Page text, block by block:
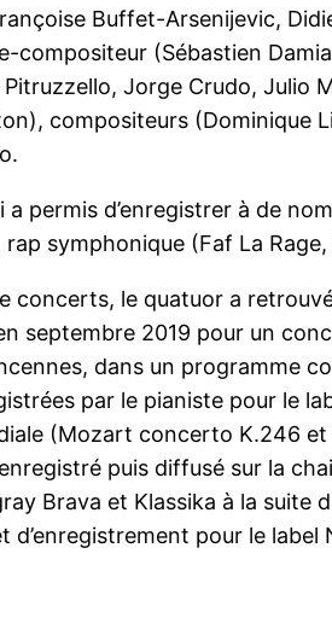
Buffet-Arsenijevic,
compositeur (Sébastien
Pitruzzello, Jorge Crudo, Julio
compositeurs (Dominique
a permis d’enregistrer à de
rap symphonique (Faf La
concerts, le quatuor a
septembre 2019 pour un
dans un programme
par le pianiste pour le
(Mozart concerto K.246 et
puis diffusé sur la
Brava et Klassika à la suite
d’enregistrement pour le label